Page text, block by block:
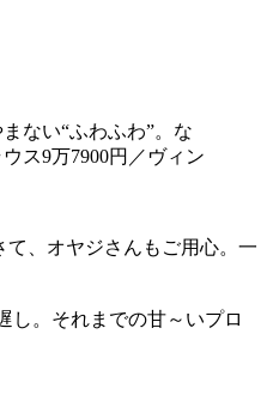
ない“ふわふわ”。な
ス9万7900円／ヴィン
、オヤジさんもご用心。一
し。それまでの甘～いプロ